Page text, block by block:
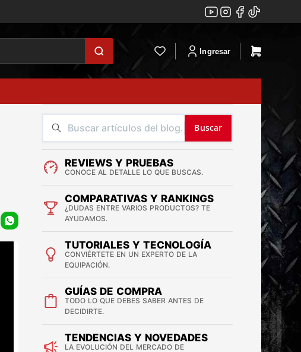
Ingresar
Buscar
REVIEWS Y PRUEBAS
CONOCE AL DETALLE LO QUE BUSCAS.
COMPARATIVAS Y RANKINGS
¿DUDAS ENTRE VARIOS PRODUCTOS? TE
AYUDAMOS.
TUTORIALES Y TECNOLOGÍA
CONVIÉRTETE EN UN EXPERTO DE LA
EQUIPACIÓN.
GUÍAS DE COMPRA
TODO LO QUE DEBES SABER ANTES DE
DECIDIRTE.
TENDENCIAS Y NOVEDADES
LA EVOLUCIÓN DEL MERCADO DE